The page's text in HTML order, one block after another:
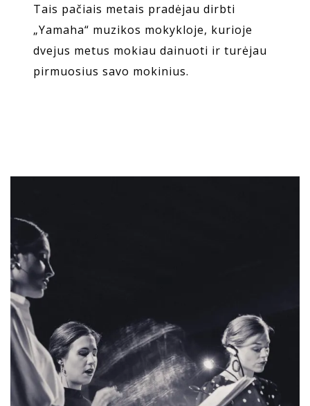
Tais pačiais metais pradėjau dirbti
„Yamaha“ muzikos mokykloje, kurioje
dvejus metus mokiau dainuoti ir turėjau
pirmuosius savo mokinius.